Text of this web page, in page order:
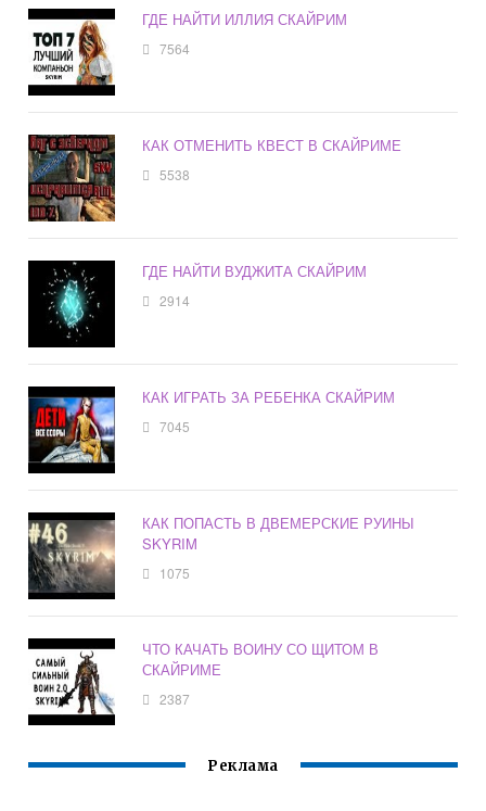
ГДЕ НАЙТИ ИЛЛИЯ СКАЙРИМ
7564
КАК ОТМЕНИТЬ КВЕСТ В СКАЙРИМЕ
5538
ГДЕ НАЙТИ ВУДЖИТА СКАЙРИМ
2914
КАК ИГРАТЬ ЗА РЕБЕНКА СКАЙРИМ
7045
КАК ПОПАСТЬ В ДВЕМЕРСКИЕ РУИНЫ
SKYRIM
1075
ЧТО КАЧАТЬ ВОИНУ СО ЩИТОМ В
СКАЙРИМЕ
2387
Реклама